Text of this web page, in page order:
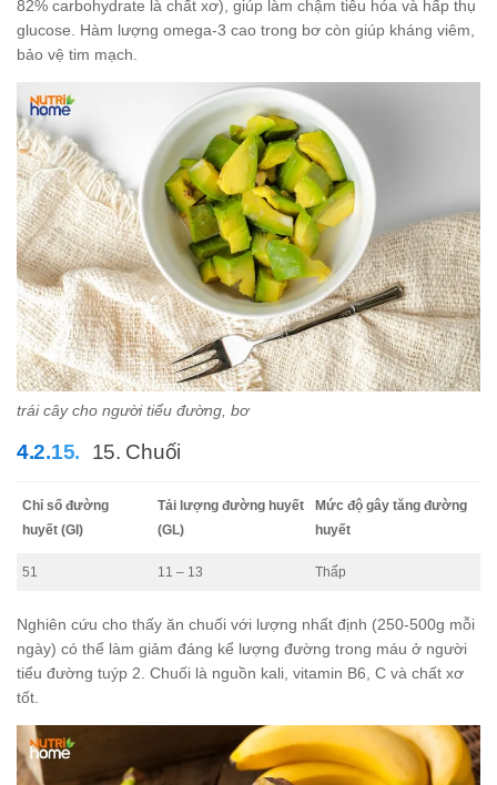
82% carbohydrate là chất xơ), giúp làm chậm tiêu hóa và hấp thụ
glucose. Hàm lượng omega-3 cao trong bơ còn giúp kháng viêm,
bảo vệ tim mạch.
trái cây cho người tiểu đường, bơ
15. Chuối
Chỉ số đường
huyết (GI)
Tải lượng đường huyết
(GL)
Mức độ gây tăng đường
huyết
51 11 – 13 Thấp
Nghiên cứu cho thấy ăn chuối với lượng nhất định (250-500g mỗi
ngày) có thể làm giảm đáng kể lượng đường trong máu ở người
tiểu đường tuýp 2. Chuối là nguồn kali, vitamin B6, C và chất xơ
tốt.